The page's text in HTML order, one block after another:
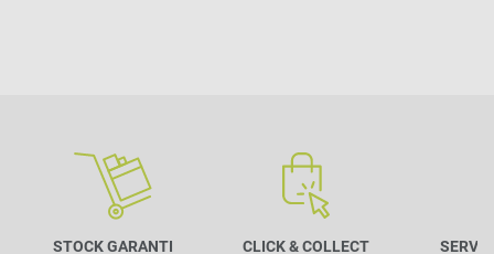
STOCK GARANTI CLICK & COLLECT